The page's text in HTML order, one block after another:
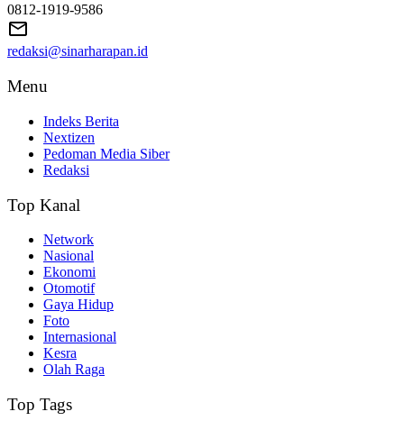
0812-1919-9586
redaksi@sinarharapan.id
Menu
Indeks Berita
Nextizen
Pedoman Media Siber
Redaksi
Top Kanal
Network
Nasional
Ekonomi
Otomotif
Gaya Hidup
Foto
Internasional
Kesra
Olah Raga
Top Tags